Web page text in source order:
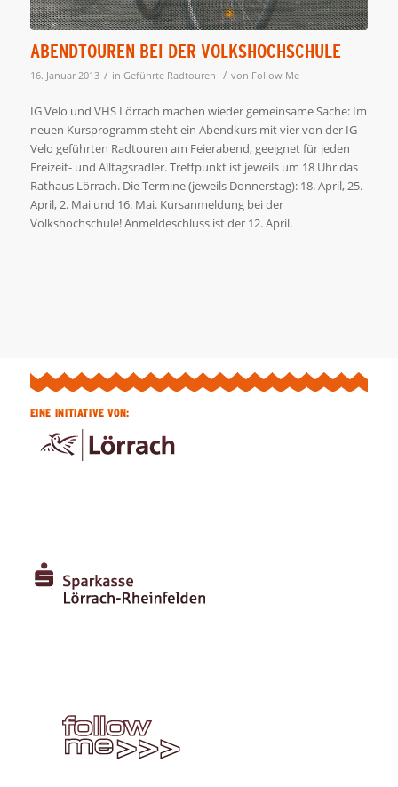
ABENDTOUREN BEI DER VOLKSHOCHSCHULE
16. Januar 2013 / in Geführte Radtouren / von Follow Me
IG Velo und VHS Lörrach machen wieder gemeinsame Sache: Im
neuen Kursprogramm steht ein Abendkurs mit vier von der IG
Velo geführten Radtouren am Feierabend, geeignet für jeden
Freizeit- und Alltagsradler. Treffpunkt ist jeweils um 18 Uhr das
Rathaus Lörrach. Die Termine (jeweils Donnerstag): 18. April, 25.
April, 2. Mai und 16. Mai. Kursanmeldung bei der
Volkshochschule! Anmeldeschluss ist der 12. April.